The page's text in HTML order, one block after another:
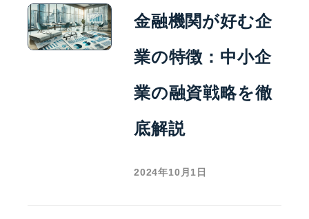
金融機関が好む企
業の特徴：中小企
業の融資戦略を徹
底解説
2024年10月1日